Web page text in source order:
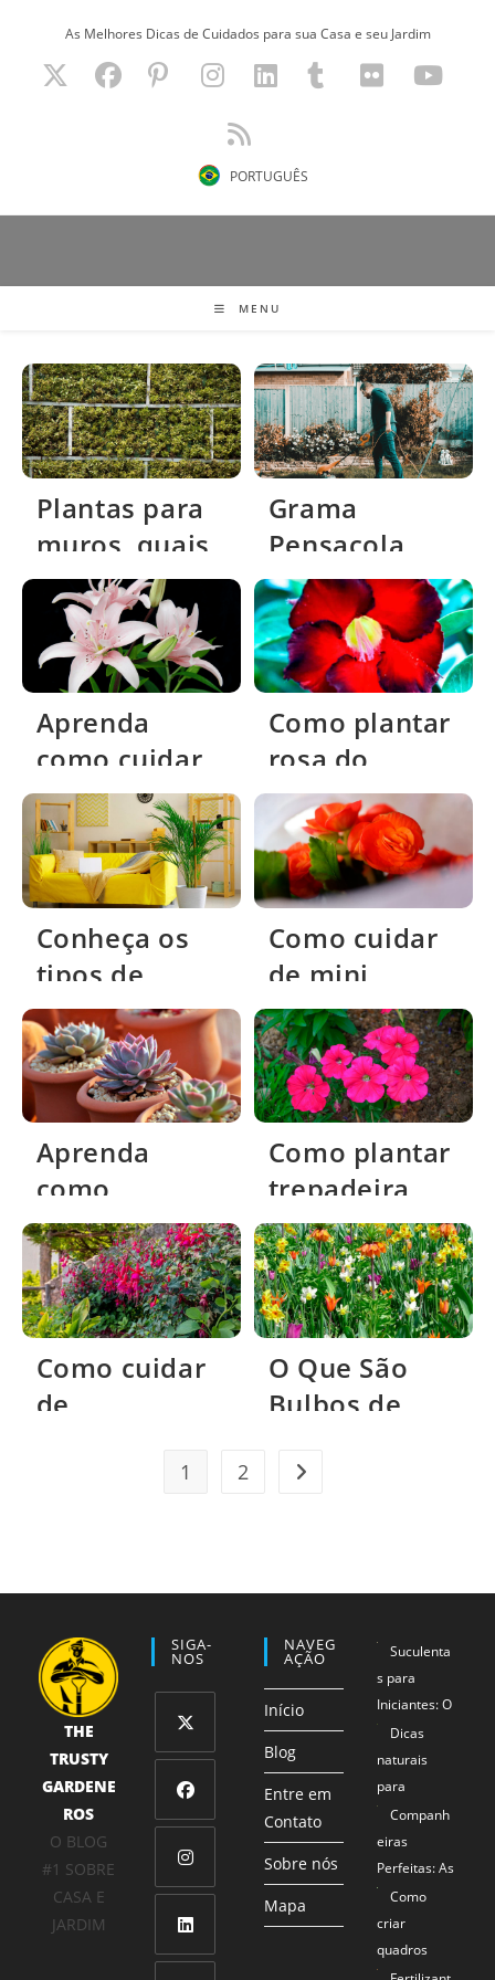
As Melhores Dicas de Cuidados para sua Casa e seu Jardim
PORTUGUÊS
MENU
Plantas para
muros, quais
são as
melhores e
mais belas?
Grama
Pensacola
como plantar
no seu
Jardim?
Aprenda
como cuidar
do lírio dos
ventos
Como plantar
rosa do
deserto?
Conheça os
tipos de
palmeiras
para vasos
Como cuidar
de mini
rosas?
Aprenda
como
replantar
suculentas
Como plantar
trepadeira
sete léguas?
Como cuidar
de
O Que São
Bulbos de
1 2 Ir para a próxima página
THE
TRUSTY
GARDENE
ROS
O BLOG
#1 SOBRE
CASA E
JARDIM
SIGA-
NOS
Abre
uma
nova
Abre
uma
nova
Abre
uma
Abre
NAVEG
AÇÃO
Início
Blog
Entre em
Contato
Sobre nós
Mapa
Suculenta
s para
Iniciantes: O
Método 1-2-
3 que
Garante
Sucesso
Mesmo para
Mãos Não
Tão Verdes
Dicas
naturais
para
proteger
seus
alimentos
Companh
eiras
Perfeitas: As
Combinaçõe
s de Plantas
que se
Ajudam
Como
criar
quadros
com plantas